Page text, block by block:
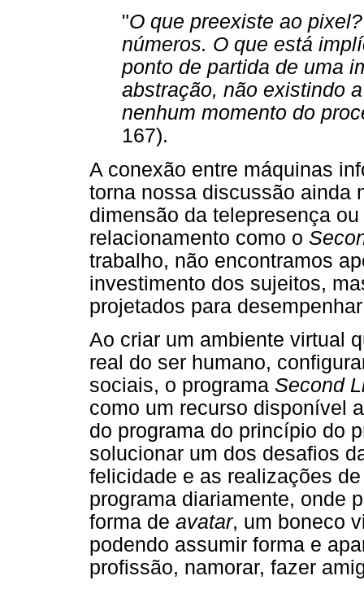
"O que preexiste ao
números. O que está
ponto de partida de uma
abstração, não existindo
nenhum momento do
167).
A conexão entre máquinas
torna nossa discussão ainda
dimensão da telepresença
relacionamento como o
trabalho, não encontramos
investimento dos sujeitos,
projetados para
Ao criar um ambiente virtual
real do ser humano,
sociais, o programa Second
como um recurso disponível
do programa do princípio do
solucionar um dos desafios
felicidade e as realizações
programa diariamente, onde
forma de avatar, um boneco
podendo assumir forma e
profissão, namorar, fazer